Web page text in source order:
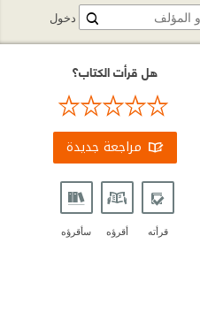
هل قرأت الكتاب؟
مراجعة جديدة
قرأته أقرؤه سأقرؤه
دخول